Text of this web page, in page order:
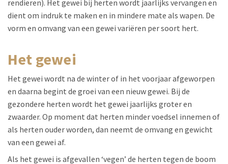
rendieren). Het gewei bij herten wordt jaarlijks vervangen en
dient om indruk te maken en in mindere mate als wapen. De
vorm en omvang van een gewei variëren per soort hert.
het gewei
Het gewei wordt na de winter of in het voorjaar afgeworpen
en daarna begint de groei van een nieuw gewei. Bij de
gezondere herten wordt het gewei jaarlijks groter en
zwaarder. Op moment dat herten minder voedsel innemen of
als herten ouder worden, dan neemt de omvang en gewicht
van een gewei af.
Als het gewei is afgevallen ‘vegen’ de herten tegen de boom